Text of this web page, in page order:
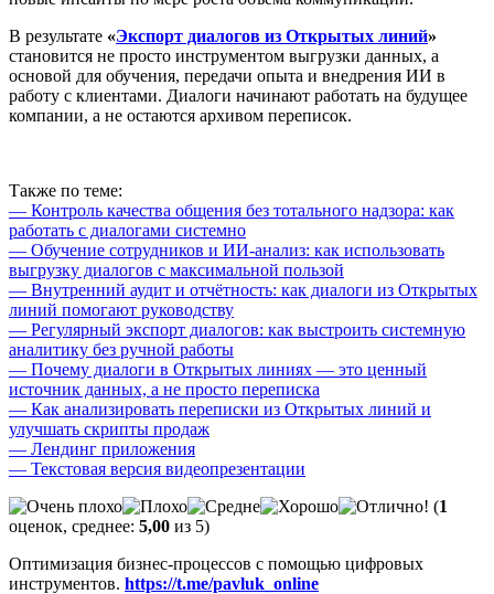
В результате «Экспорт диалогов из Открытых линий»
становится не просто инструментом выгрузки данных, а
основой для обучения, передачи опыта и внедрения ИИ в
работу с клиентами. Диалоги начинают работать на будущее
компании, а не остаются архивом переписок.
Также по теме:
— Контроль качества общения без тотального надзора: как
работать с диалогами системно
— Обучение сотрудников и ИИ-анализ: как использовать
выгрузку диалогов с максимальной пользой
— Внутренний аудит и отчётность: как диалоги из Открытых
линий помогают руководству
— Регулярный экспорт диалогов: как выстроить системную
аналитику без ручной работы
— Почему диалоги в Открытых линиях — это ценный
источник данных, а не просто переписка
— Как анализировать переписки из Открытых линий и
улучшать скрипты продаж
— Лендинг приложения
— Текстовая версия видеопрезентации
(1
оценок, среднее: 5,00 из 5)
Оптимизация бизнес-процессов с помощью цифровых
инструментов. https://t.me/pavluk_online